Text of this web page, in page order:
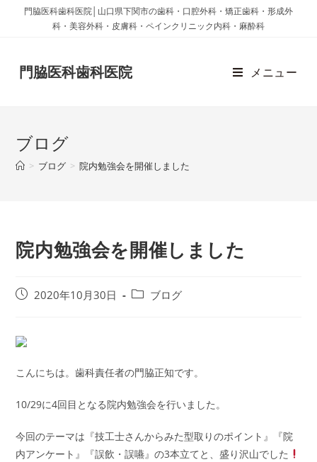
門脇医科歯科医院│山口県下関市の歯科・口腔外科・矯正歯科・形成外
科・美容外科・皮膚科・ペインクリニック内科・麻酔科
門脇医科歯科医院 メニュー
ブログ
> ブログ > 院内勉強会を開催しました
院内勉強会を開催しました
2020年10月30日 ブログ
こんにちは。歯科責任者の門脇正知です。
10/29に4回目となる院内勉強会を行いました。
今回のテーマは『技工士さんからみた型取りのポイント』『院
内アンケート』『誤飲・誤嚥』の3本立てと、盛り沢山でした